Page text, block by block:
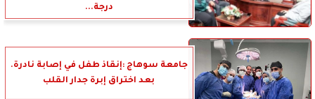
درجة...
جامعة سوهاج :إنقاذ طفل في إصابة نادرة.
بعد اختراق إبرة جدار القلب